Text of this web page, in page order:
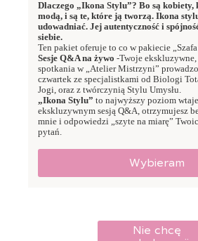
Dlaczego „Ikona Stylu”? Bo są kobiety,
modą, i są te, które ją tworzą. Ikona
udowadniać. Jej autentyczność i
siebie.
Ten pakiet oferuje to co w pakiecie „Szafa
Sesje Q&A na żywo -Twoje ekskluzywne,
spotkania w „Atelier Mistrzyni”
czwartek ze specjalistkami od Biologi
Jogi, oraz z twórczynią Stylu Umysłu.
„Ikona Stylu” to najwyższy poziom
ekskluzywnym sesją Q&A, otrzymujesz
mnie i odpowiedzi „szyte na miarę”
pytań.
Wybieram
Nie chcę